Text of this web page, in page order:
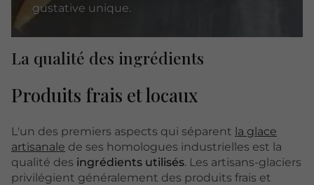
gustative unique.
La qualité des ingrédients
Produits frais et locaux
L'un des premiers aspects qui séparent la glace
artisanale de ses homologues industrielles est la
qualité des ingrédients utilisés. Les artisans-glaciers
privilégient généralement des produits frais et